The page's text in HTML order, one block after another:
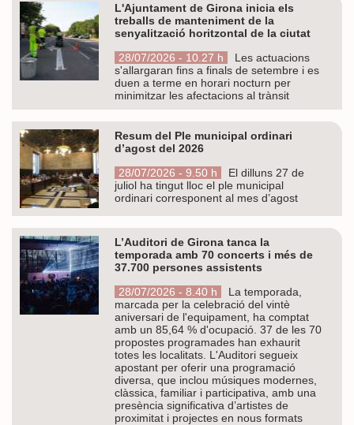
L'Ajuntament de Girona inicia els
treballs de manteniment de la
senyalització horitzontal de la ciutat
28/07/2026 - 10.27 h
Les actuacions
s'allargaran fins a finals de setembre i es
duen a terme en horari nocturn per
minimitzar les afectacions al trànsit
Resum del Ple municipal ordinari
d’agost del 2026
28/07/2026 - 9.50 h
El dilluns 27 de
juliol ha tingut lloc el ple municipal
ordinari corresponent al mes d’agost
L’Auditori de Girona tanca la
temporada amb 70 concerts i més de
37.700 persones assistents
28/07/2026 - 8.40 h
La temporada,
marcada per la celebració del vintè
aniversari de l'equipament, ha comptat
amb un 85,64 % d'ocupació. 37 de les 70
propostes programades han exhaurit
totes les localitats. L'Auditori segueix
apostant per oferir una programació
diversa, que inclou músiques modernes,
clàssica, familiar i participativa, amb una
presència significativa d’artistes de
proximitat i projectes en nous formats